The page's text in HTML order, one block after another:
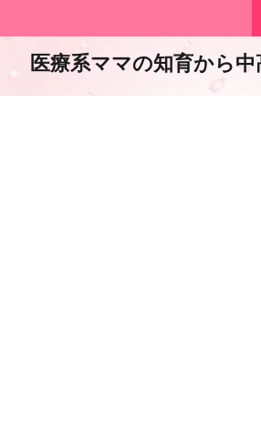
医療系ママの知育から